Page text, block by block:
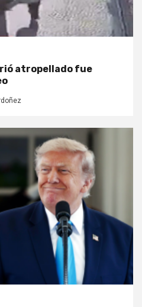
atropellado fue